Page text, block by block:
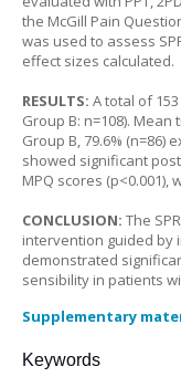
the McGill Pain
was used to assess
effect sizes calculated.
RESULTS: A total of
Group B: n=108).
Group B, 79.6% (n=86)
showed significant
MPQ scores (p<0.001),
CONCLUSION: The
intervention guided by
demonstrated
sensibility in patients
Supplementary
Keywords